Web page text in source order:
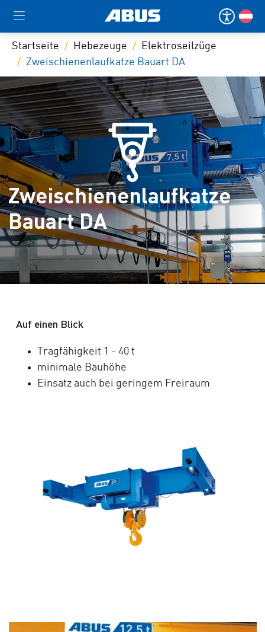
Startseite Hebezeuge
Elektroseilzüge
Zweischienenlaufkatze Bauart DA
Zweischienenlaufkatze
Bauart DA
Auf einen Blick
Tragfähigkeit 1 - 40 t
minimale Bauhöhe
Einsatz auch bei geringem Freiraum